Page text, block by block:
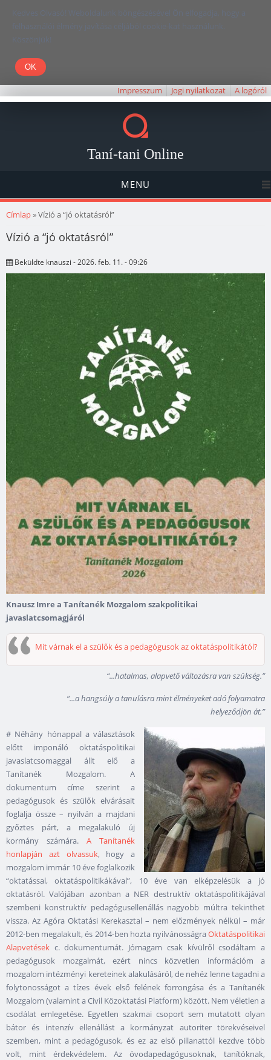
Kedves Olvasó! Weboldalunk böngészésével Ön elfogadja, hogy a
felhasználói élmény javítása céljából cookie-kat használunk.
Köszönjük!
Impresszum Jogi nyilatkozat A logóról
Taní-tani Online
MENU
Jelenlegi hely
Címlap» Vízió a “jó oktatásról”
Vízió a “jó oktatásról”
Beküldte knauszi - 2026. feb. 11. - 09:26
Knausz Imre a Tanítanék Mozgalom szakpolitikai
javaslatcsomagjáról
Mit várnak el a szülők és a pedagógusok az oktatáspolitikától?
“...hatalmas, alapvető változásra van szükség.”
“...a hangsúly a tanulásra mint élményeket adó folyamatra
helyeződjön át.”
# Néhány hónappal a választások
előtt imponáló oktatáspolitikai
javaslatcsomaggal állt elő a
Tanítanék Mozgalom. A
dokumentum címe szerint a
pedagógusok és szülők elvárásait
foglalja össze – nyilván a majdani
győztes párt, a megalakuló új
kormány számára. A Tanítanék
honlapján azt olvassuk, hogy a
mozgalom immár 10 éve foglalkozik
“oktatással, oktatáspolitikákával”, 10 éve van elképzelésük a jó
oktatásról. Valójában azonban a NER destruktív oktatáspolitikájával
szembeni konstruktív pedagógusellenállás nagyobb múltra tekinthet
vissza. Az Agóra Oktatási Kerekasztal – nem előzmények nélkül – már
2012-ben megalakult, és 2014-ben hozta nyilvánosságraOktatáspolitikai
Alapvetések c. dokumentumát. Jómagam csak kívülről csodáltam a
pedagógusok mozgalmát, ezért nincs közvetlen információm a
mozgalom intézményi kereteinek alakulásáról, de nehéz lenne tagadni a
folytonosságot a tízes évek első felének forrongása és a Tanítanék
Mozgalom (valamint a Civil Közoktatási Platform) között. Nem véletlen a
csodálat emlegetése. Egyetlen szakmai csoport sem mutatott olyan
bátor és intenzív ellenállást a kormányzat autoriter törekvéseivel
szemben, mint a pedagógusok, és ez az első pillanattól kezdve több
volt, mint érdekvédelem. Az óvodapedagógusoknak, tanítóknak,